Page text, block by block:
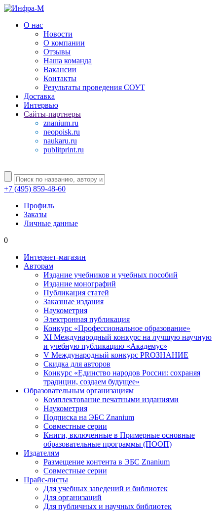
О нас
Новости
О компании
Отзывы
Наша команда
Вакансии
Контакты
Результаты проведения СОУТ
Доставка
Интервью
Сайты-партнеры
znanium.ru
neopoisk.ru
naukaru.ru
publitprint.ru
+7 (495) 859-48-60
Профиль
Заказы
Личные данные
0
Интернет-магазин
Авторам
Издание учебников и учебных пособий
Издание монографий
Публикация статей
Заказные издания
Наукометрия
Электронная публикация
Конкурс «Профессиональное образование»
XI Международный конкурс на лучшую научную
и учебную публикацию «Академус»
V Международный конкурс PROЗНАНИЕ
Скидка для авторов
Конкурс «Единство народов России: сохраняя
традиции, создаем будущее»
Образовательным организациям
Комплектование печатными изданиями
Наукометрия
Подписка на ЭБС Znanium
Совместные серии
Книги, включенные в Примерные основные
образовательные программы (ПООП)
Издателям
Размещение контента в ЭБС Znanium
Совместные серии
Прайс-листы
Для учебных заведений и библиотек
Для организаций
Для публичных и научных библиотек